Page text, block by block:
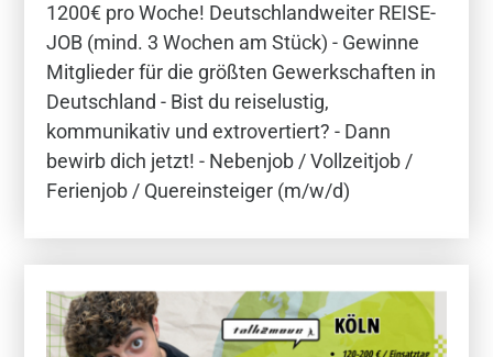
1200€ pro Woche! Deutschlandweiter REISE-
JOB (mind. 3 Wochen am Stück) - Gewinne
Mitglieder für die größten Gewerkschaften in
Deutschland - Bist du reiselustig,
kommunikativ und extrovertiert? - Dann
bewirb dich jetzt! - Nebenjob / Vollzeitjob /
Ferienjob / Quereinsteiger (m/w/d)